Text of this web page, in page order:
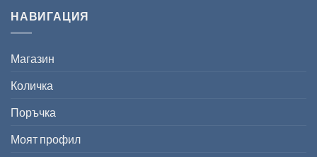
НАВИГАЦИЯ
Магазин
Количка
Поръчка
Моят профил